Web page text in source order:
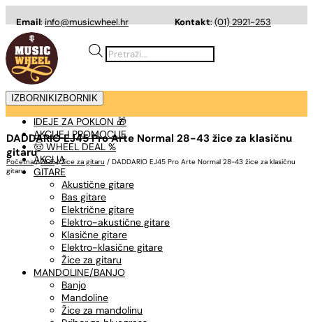
Email:info@musicwheel.hr Kontakt:(01) 2921-253
Products
search
IZBORNIK IZBORNIK
IDEJE ZA POKLON 🎁
AKCIJE I PROMOCIJE
🤠 WHEEL DEAL %
AKCIJA
GITARE
Akustične gitare
Bas gitare
Električne gitare
Elektro-akustične gitare
Klasične gitare
Elektro-klasične gitare
Žice za gitaru
MANDOLINE/BANJO
Banjo
Mandoline
Žice za mandolinu
DADDARIO EJ45 Pro Arte Normal 28-43 žice za klasičnu
gitaru
Početna/ŽICE/Žice za gitaru / DADDARIO EJ45 Pro Arte Normal 28-43 žice za klasičnu
gitaru